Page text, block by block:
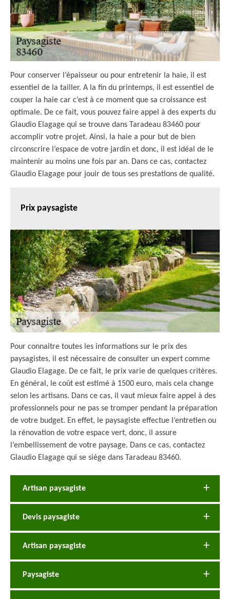
Pour conserver l’épaisseur ou pour entretenir la haie, il est
essentiel de la tailler. A la fin du printemps, il est essentiel de
couper la haie car c’est à ce moment que sa croissance est
optimale. De ce fait, vous pouvez faire appel à des experts du
Glaudio Elagage qui se trouve dans Taradeau 83460 pour
accomplir votre projet. Ainsi, la haie a pour but de bien
circonscrire l’espace de votre jardin et donc, il est idéal de le
maintenir au moins une fois par an. Dans ce cas, contactez
Glaudio Elagage pour jouir de tous ses prestations de qualité.
Prix paysagiste
Pour connaitre toutes les informations sur le prix des
paysagistes, il est nécessaire de consulter un expert comme
Glaudio Elagage. De ce fait, le prix varie de quelques critères.
En général, le coût est estimé à 1500 euro, mais cela change
selon les artisans. Dans ce cas, il vaut mieux faire appel à des
professionnels pour ne pas se tromper pendant la préparation
de votre budget. En effet, le paysagiste effectue l’entretien ou
la rénovation de votre espace vert, donc, il assure
l’embellissement de votre paysage. Dans ce cas, contactez
Glaudio Elagage qui se siège dans Taradeau 83460.
Artisan paysagiste
Devis paysagiste
Artisan paysagiste
Paysagiste